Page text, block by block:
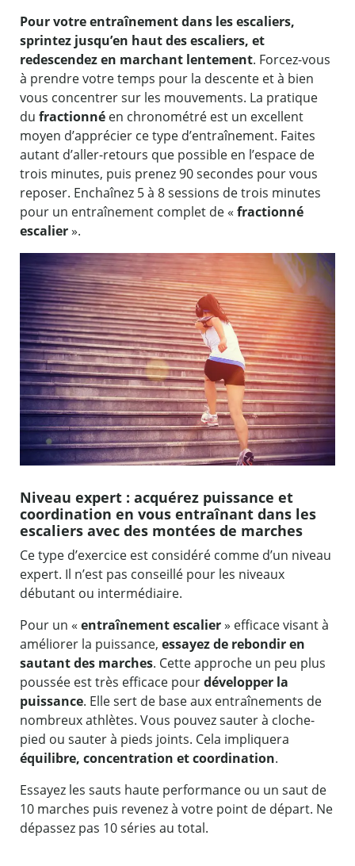
Pour votre entraînement dans les escaliers,
sprintez jusqu’en haut des escaliers, et
redescendez en marchant lentement. Forcez-vous
à prendre votre temps pour la descente et à bien
vous concentrer sur les mouvements. La pratique
du fractionné en chronométré est un excellent
moyen d’apprécier ce type d’entraînement. Faites
autant d’aller-retours que possible en l’espace de
trois minutes, puis prenez 90 secondes pour vous
reposer. Enchaînez 5 à 8 sessions de trois minutes
pour un entraînement complet de « fractionné
escalier».
Niveau expert : acquérez puissance et
coordination en vous entraînant dans les
escaliers avec des montées de marches
Ce type d’exercice est considéré comme d’un niveau
expert. Il n’est pas conseillé pour les niveaux
débutant ou intermédiaire.
Pour un « entraînement escalier» efficace visant à
améliorer la puissance, essayez de rebondir en
sautant des marches. Cette approche un peu plus
poussée est très efficace pourdévelopper la
puissance. Elle sert de base aux entraînements de
nombreux athlètes. Vous pouvez sauter à cloche-
pied ou sauter à pieds joints. Cela impliquera
équilibre, concentration et coordination.
Essayez les sauts haute performance ou un saut de
10 marches puis revenez à votre point de départ. Ne
dépassez pas 10 séries au total.